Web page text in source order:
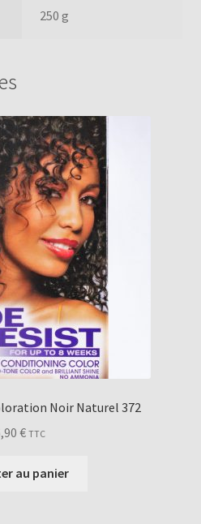
250 g
Noir Naturel 372
€ TTC
au panier